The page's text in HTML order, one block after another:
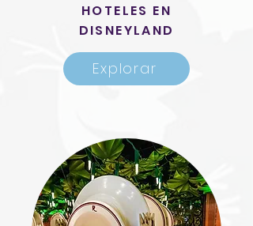
HOTELES EN
DISNEYLAND
Explorar